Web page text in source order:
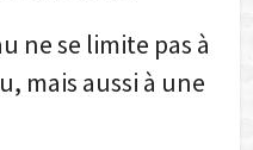
ne se limite pas à
mais aussi à une